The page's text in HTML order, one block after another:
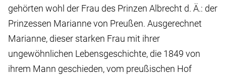
gehörten wohl der Frau des Prinzen Albrecht d. Ä.: der
Prinzessen Marianne von Preußen. Ausgerechnet
Marianne, dieser starken Frau mit ihrer
ungewöhnlichen Lebensgeschichte, die 1849 von
ihrem Mann geschieden, vom preußischen Hof